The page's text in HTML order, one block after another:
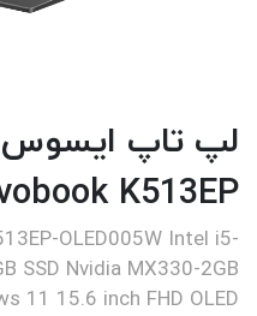
K513EP
OLED005W Intel i5-
SSD Nvidia MX330-2GB
11 15.6 inch FHD OLED